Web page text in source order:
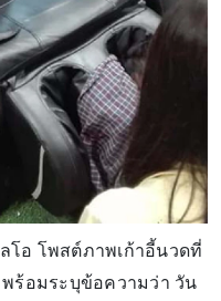
โอ โพสต์ภาพเก้าอี้นวดที่
ร้อมระบุข้อความว่า วัน